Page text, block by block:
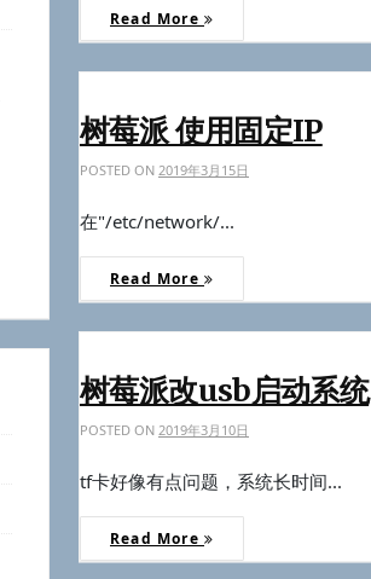
Read More
树莓派 使用固定IP
POSTED ON 2019年3月15日
在"/etc/network/...
Read More
树莓派改usb启动系统
POSTED ON 2019年3月10日
tf卡好像有点问题，系统长时间...
Read More